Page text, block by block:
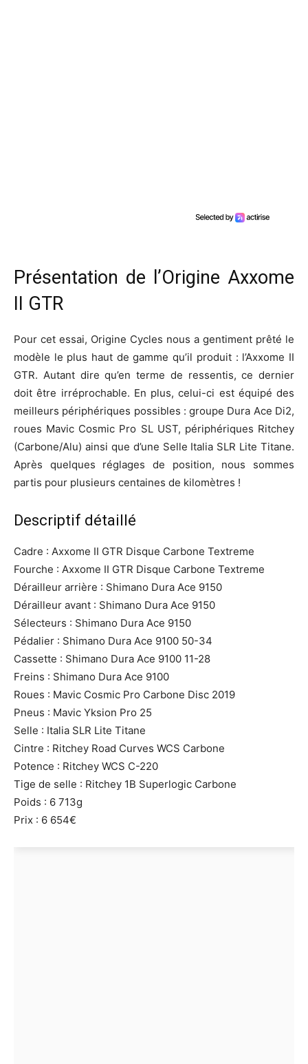
Présentation de l’Origine Axxome
II GTR
Pour cet essai, Origine Cycles nous a gentiment prêté le
modèle le plus haut de gamme qu’il produit : l’Axxome II
GTR. Autant dire qu’en terme de ressentis, ce dernier
doit être irréprochable. En plus, celui-ci est équipé des
meilleurs périphériques possibles : groupe Dura Ace Di2,
roues Mavic Cosmic Pro SL UST, périphériques Ritchey
(Carbone/Alu) ainsi que d’une Selle Italia SLR Lite Titane.
Après quelques réglages de position, nous sommes
partis pour plusieurs centaines de kilomètres !
Descriptif détaillé
Cadre : Axxome II GTR Disque Carbone Textreme
Fourche : Axxome II GTR Disque Carbone Textreme
Dérailleur arrière : Shimano Dura Ace 9150
Dérailleur avant : Shimano Dura Ace 9150
Sélecteurs : Shimano Dura Ace 9150
Pédalier : Shimano Dura Ace 9100 50-34
Cassette : Shimano Dura Ace 9100 11-28
Freins : Shimano Dura Ace 9100
Roues : Mavic Cosmic Pro Carbone Disc 2019
Pneus : Mavic Yksion Pro 25
Selle : Italia SLR Lite Titane
Cintre : Ritchey Road Curves WCS Carbone
Potence : Ritchey WCS C-220
Tige de selle : Ritchey 1B Superlogic Carbone
Poids : 6 713g
Prix : 6 654€